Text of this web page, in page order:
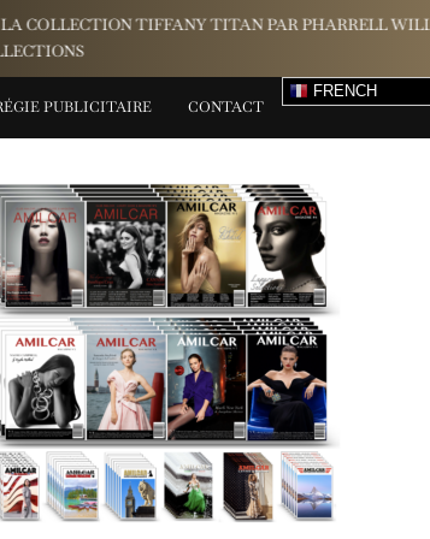
chapelier parisien : L'élégance contemporain
PUBLICITAIRE CONTACT
FRENCH